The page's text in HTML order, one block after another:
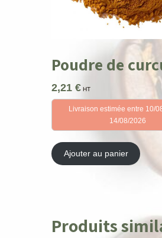
Poudre de
2,21 € HT
Livraison estimée entre 10/
14/08/2026
Ajouter au panier
Produits